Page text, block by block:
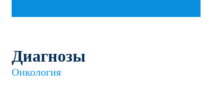
Диагнозы
Онкология